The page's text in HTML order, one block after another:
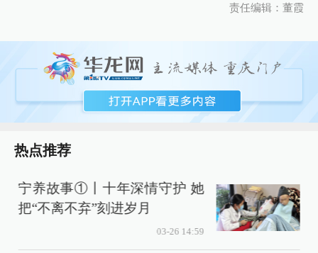
责任编辑：董霞
热点推荐
宁养故事①丨十年深情守护 她
把“不离不弃”刻进岁月
03-26 14:59